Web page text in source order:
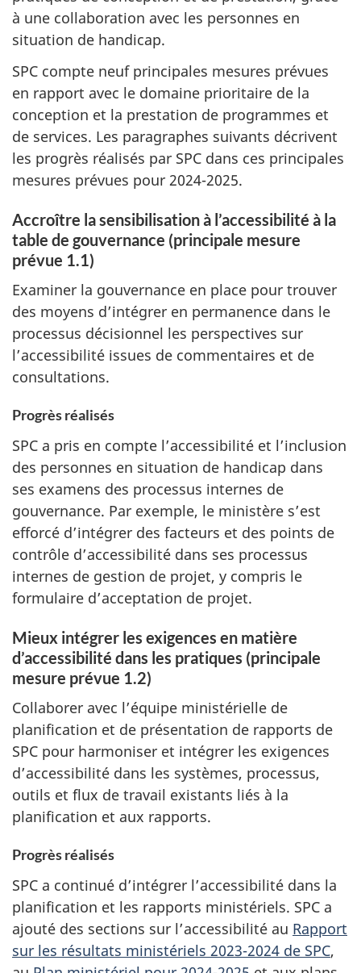
à une collaboration avec les personnes en
situation de handicap.
SPC compte neuf principales mesures prévues
en rapport avec le domaine prioritaire de la
conception et la prestation de programmes et
de services. Les paragraphes suivants décrivent
les progrès réalisés par SPC dans ces principales
mesures prévues pour 2024-2025.
Accroître la sensibilisation à l’accessibilité à la
table de gouvernance (principale mesure
prévue 1.1)
Examiner la gouvernance en place pour trouver
des moyens d’intégrer en permanence dans le
processus décisionnel les perspectives sur
l’accessibilité issues de commentaires et de
consultations.
Progrès réalisés
SPC a pris en compte l’accessibilité et l’inclusion
des personnes en situation de handicap dans
ses examens des processus internes de
gouvernance. Par exemple, le ministère s’est
efforcé d’intégrer des facteurs et des points de
contrôle d’accessibilité dans ses processus
internes de gestion de projet, y compris le
formulaire d’acceptation de projet.
Mieux intégrer les exigences en matière
d’accessibilité dans les pratiques (principale
mesure prévue 1.2)
Collaborer avec l’équipe ministérielle de
planification et de présentation de rapports de
SPC pour harmoniser et intégrer les exigences
d’accessibilité dans les systèmes, processus,
outils et flux de travail existants liés à la
planification et aux rapports.
Progrès réalisés
SPC a continué d’intégrer l’accessibilité dans la
planification et les rapports ministériels. SPC a
ajouté des sections sur l’accessibilité au Rapport
sur les résultats ministériels 2023-2024 de SPC,